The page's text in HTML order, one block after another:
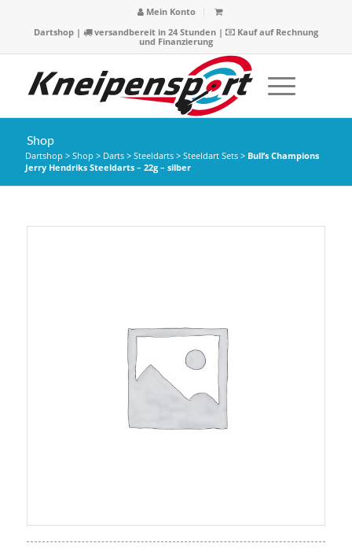
Mein Konto
Dartshop| versandbereit in 24 Stunden |
Kauf auf Rechnung
und Finanzierung
Shop
Dartshop > Shop > Darts> Steeldarts> Steeldart Sets> Bull’s Champions
Jerry Hendriks Steeldarts – 22g – silber